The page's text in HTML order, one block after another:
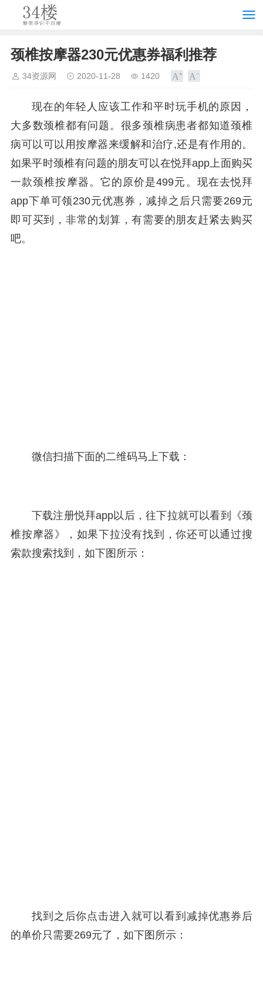
颈椎按摩器230元优惠券福利推荐
34资源网 2020-11-28 1420
现在的年轻人应该工作和平时玩手机的原因，
大多数颈椎都有问题。很多颈椎病患者都知道颈椎
病可以可以用按摩器来缓解和治疗,还是有作用的。
如果平时颈椎有问题的朋友可以在悦拜app上面购买
一款颈椎按摩器。它的原价是499元。现在去悦拜
app下单可领230元优惠券，减掉之后只需要269元
即可买到，非常的划算，有需要的朋友赶紧去购买
吧。
微信扫描下面的二维码马上下载：
下载注册悦拜app以后，往下拉就可以看到《颈
椎按摩器》，如果下拉没有找到，你还可以通过搜
索款搜索找到，如下图所示：
找到之后你点击进入就可以看到减掉优惠券后
的单价只需要269元了，如下图所示：